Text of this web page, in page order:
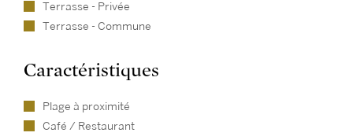
Terrasse - Privée
Terrasse - Commune
Caractéristiques
Plage à proximité
Café / Restaurant